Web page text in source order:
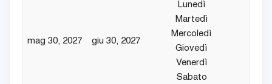
mag 30, 2027 giu 30, 2027
Lunedì
Martedì
Mercoledì
Giovedì
Venerdì
Sabato